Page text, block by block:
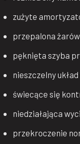
zużyte
przepalona
pęknięta szyba
nieszczelny
świecące się
niedziałająca
przekroczenie